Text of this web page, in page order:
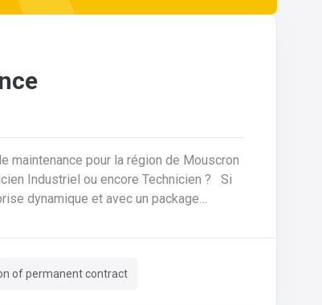
maintenance pour la région de Mouscron
dynamique et avec un package
Le tout avec des
of permanent contract